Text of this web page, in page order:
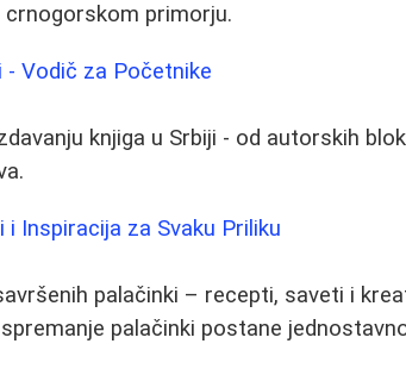
primorju.
- Vodič za Početnike
knjiga u Srbiji - od autorskih
i Inspiracija za Svaku Priliku
palačinki – recepti, saveti i
palačinki postane